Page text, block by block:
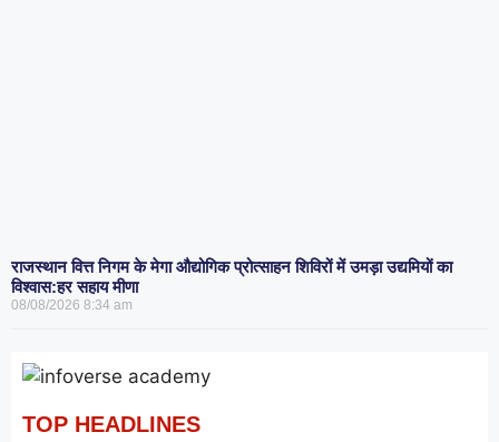
राजस्थान वित्त निगम के मेगा औद्योगिक प्रोत्साहन शिविरों में उमड़ा उद्यमियों का
विश्वास:हर सहाय मीणा
08/08/2026 8:34 am
TOP HEADLINES